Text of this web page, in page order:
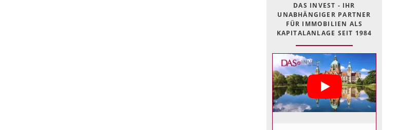
DAS INVEST - IHR
UNABHÄNGIGER PARTNER
FÜR IMMOBILIEN ALS
KAPITALANLAGE SEIT 1984